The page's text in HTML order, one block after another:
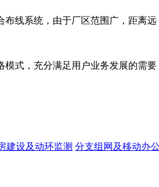
线系统，由于厂区范围广，距离远
式，充分满足用户业务发展的需
建设及动环监测 分支组网及移动办